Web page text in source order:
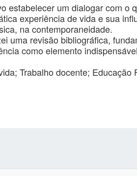
estabelecer um dialogar com o
experiência de vida e sua
na contemporaneidade.
uma revisão bibliográfica,
como elemento
Trabalho docente; Educação